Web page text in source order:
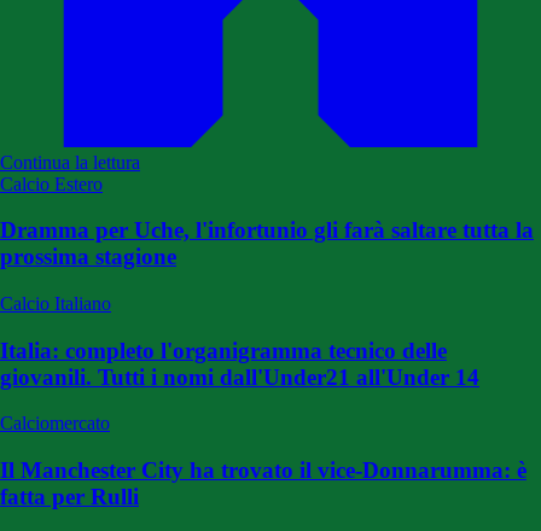
Continua la lettura
Calcio Estero
Dramma per Uche, l'infortunio gli farà saltare tutta la
prossima stagione
Calcio Italiano
Italia: completo l'organigramma tecnico delle
giovanili. Tutti i nomi dall'Under21 all'Under 14
Calciomercato
Il Manchester City ha trovato il vice-Donnarumma: è
fatta per Rulli